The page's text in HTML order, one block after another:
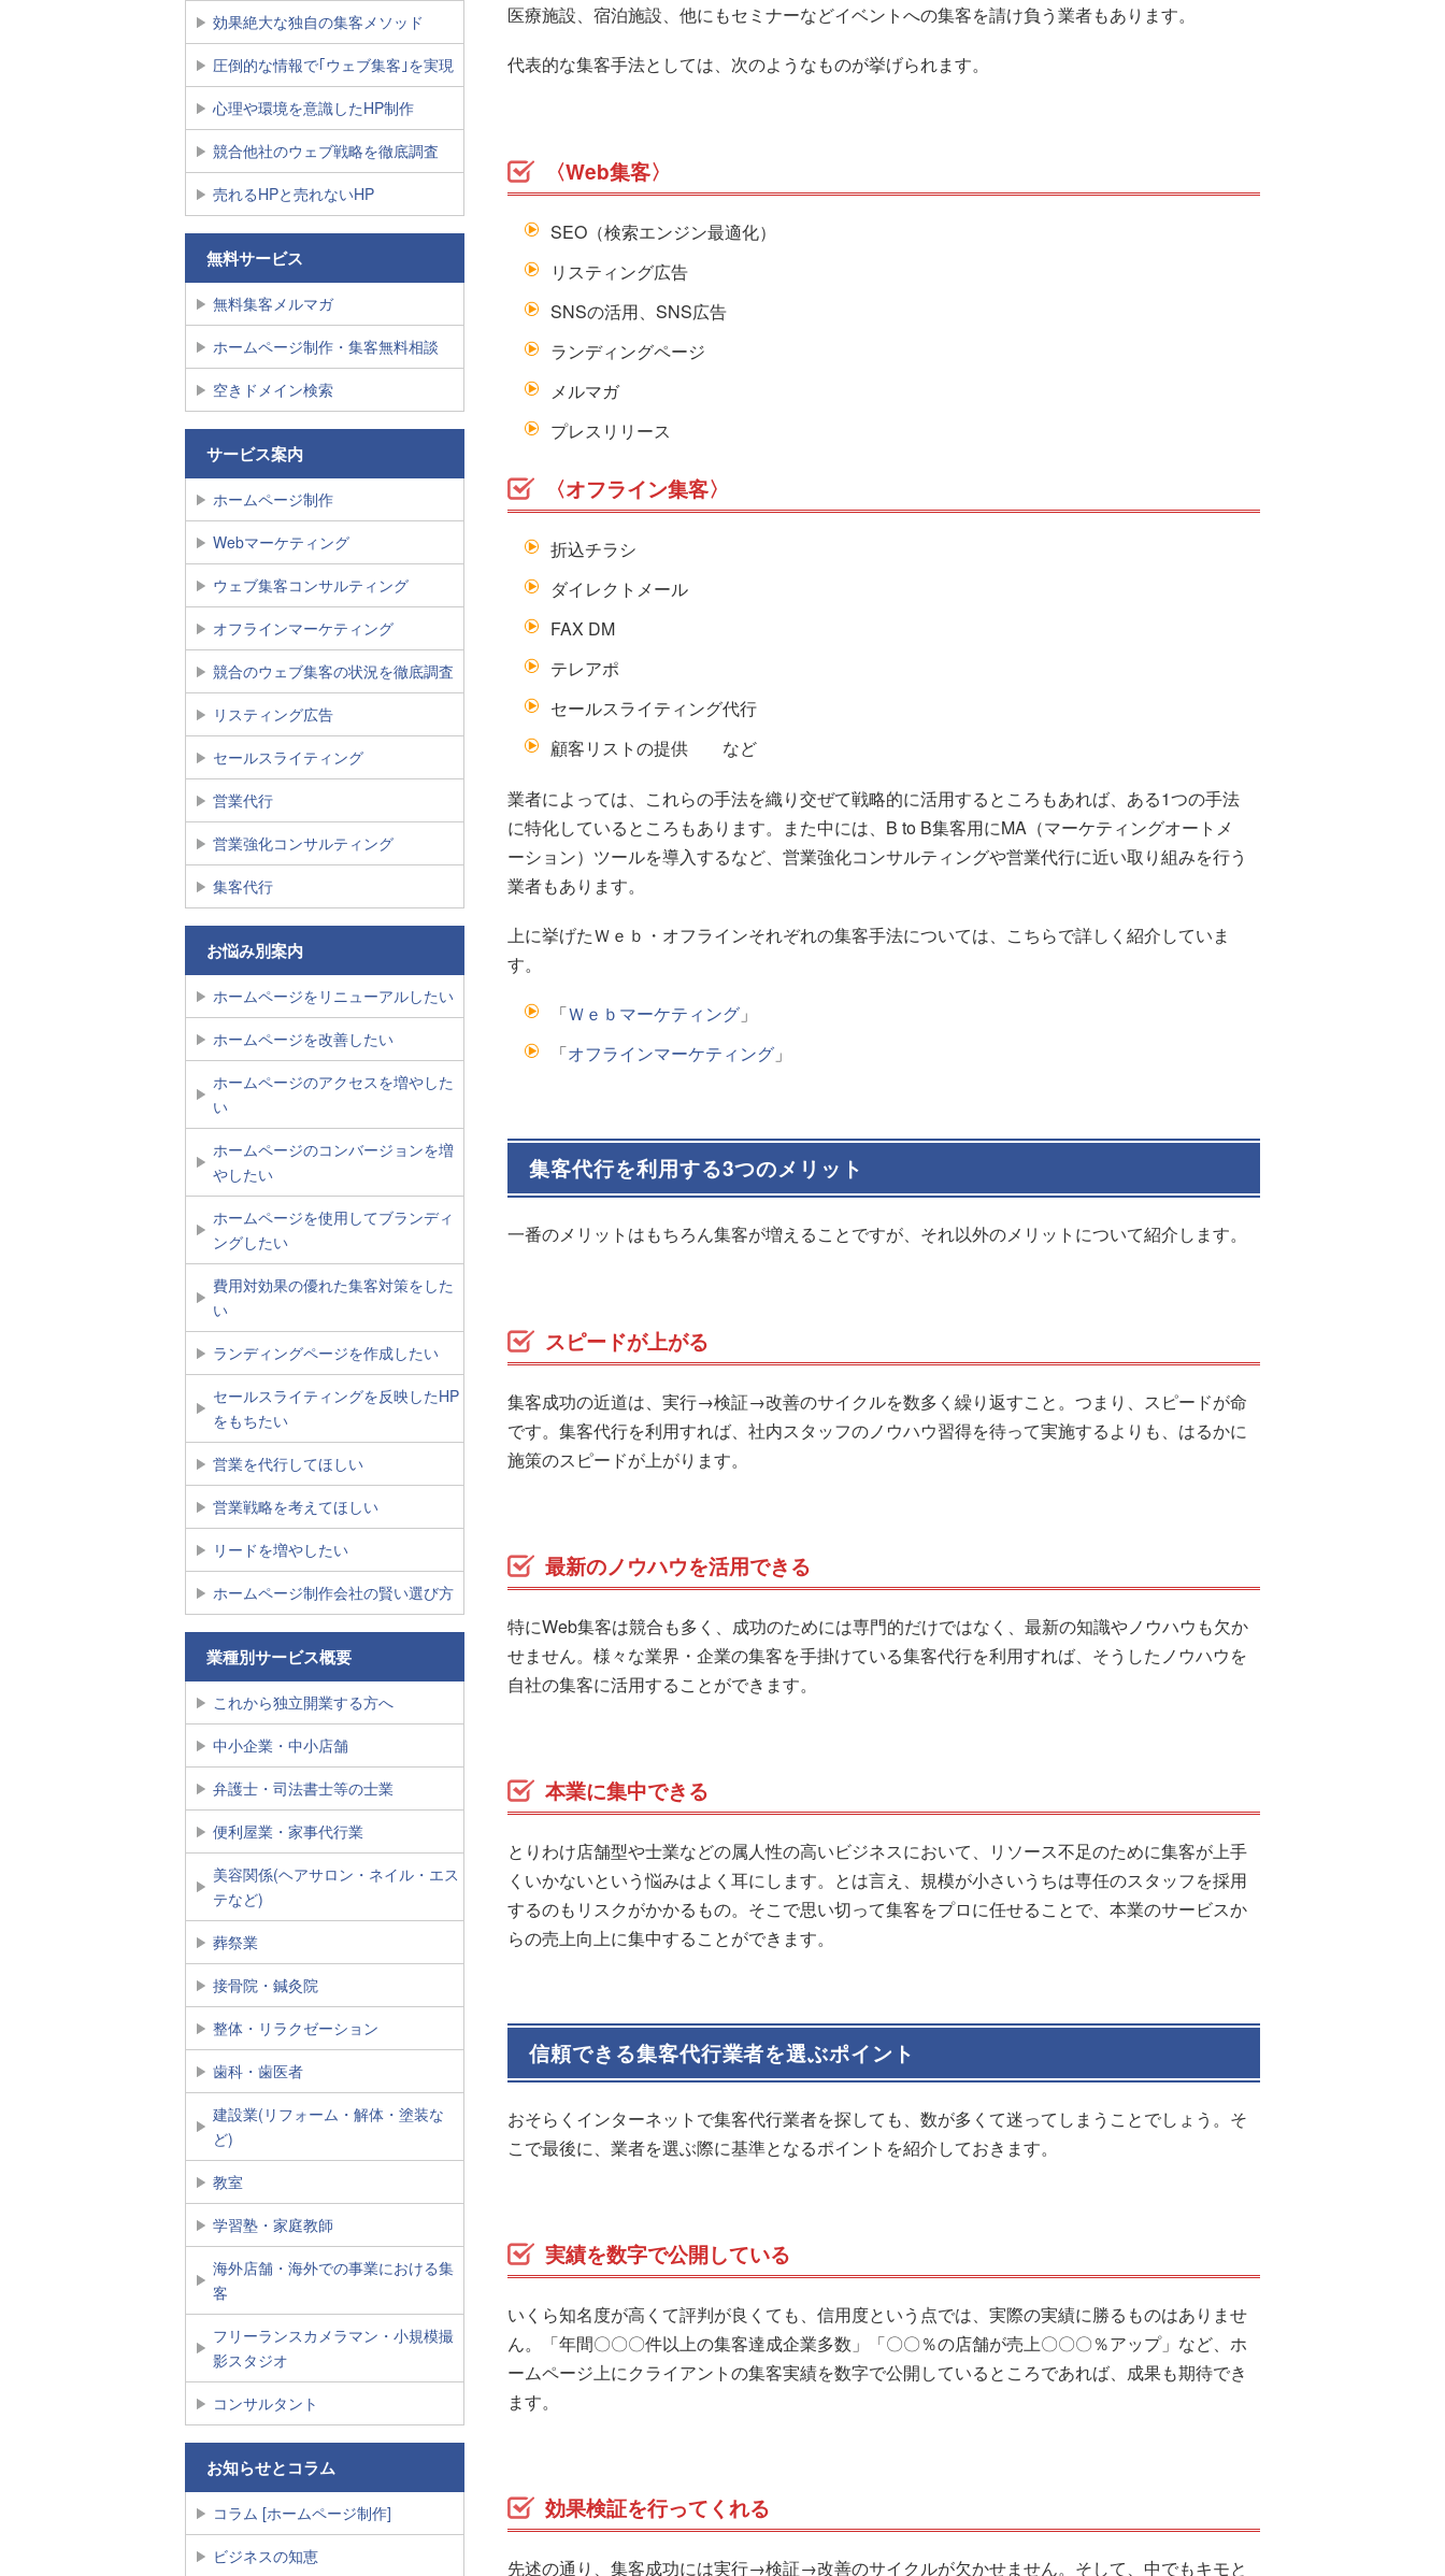
医療施設、宿泊施設、他にもセミナーなどイベントへの集客を請け負う業者もあります。
代表的な集客手法としては、次のようなものが挙げられます。
〈Web集客〉
SEO（検索エンジン最適化）
リスティング広告
SNSの活用、SNS広告
ランディングページ
メルマガ
プレスリリース
〈オフライン集客〉
折込チラシ
ダイレクトメール
FAX DM
テレアポ
セールスライティング代行
顧客リストの提供 など
業者によっては、これらの手法を織り交ぜて戦略的に活用するところもあれば、ある1つの手法
に特化しているところもあります。また中には、B to B集客用にMA（マーケティングオートメ
ーション）ツールを導入するなど、営業強化コンサルティングや営業代行に近い取り組みを行う
業者もあります。
上に挙げたＷｅｂ・オフラインそれぞれの集客手法については、こちらで詳しく紹介していま
す。
「Ｗｅｂマーケティング 」
「オフラインマーケティング 」
集客代行を利用する3つのメリット
一番のメリットはもちろん集客が増えることですが、それ以外のメリットについて紹介します。
スピードが上がる
集客成功の近道は、実行→検証→改善のサイクルを数多く繰り返すこと。つまり、スピードが命
です。集客代行を利用すれば、社内スタッフのノウハウ習得を待って実施するよりも、はるかに
施策のスピードが上がります。
最新のノウハウを活用できる
特にWeb集客は競合も多く、成功のためには専門的だけではなく、最新の知識やノウハウも欠か
せません。様々な業界・企業の集客を手掛けている集客代行を利用すれば、そうしたノウハウを
自社の集客に活用することができます。
本業に集中できる
とりわけ店舗型や士業などの属人性の高いビジネスにおいて、リソース不足のために集客が上手
くいかないという悩みはよく耳にします。とは言え、規模が小さいうちは専任のスタッフを採用
するのもリスクがかかるもの。そこで思い切って集客をプロに任せることで、本業のサービスか
らの売上向上に集中することができます。
信頼できる集客代行業者を選ぶポイント
おそらくインターネットで集客代行業者を探しても、数が多くて迷ってしまうことでしょう。そ
こで最後に、業者を選ぶ際に基準となるポイントを紹介しておきます。
実績を数字で公開している
いくら知名度が高くて評判が良くても、信用度という点では、実際の実績に勝るものはありませ
ん。「年間〇〇〇件以上の集客達成企業多数」「〇〇％の店舗が売上〇〇〇％アップ」など、ホ
ームページ上にクライアントの集客実績を数字で公開しているところであれば、成果も期待でき
ます。
効果検証を行ってくれる
先述の通り、集客成功には実行→検証→改善のサイクルが欠かせません。そして、中でもキモと
効果絶大な独自の集客メソッド
圧倒的な情報で｢ウェブ集客｣を実現
心理や環境を意識したHP制作
競合他社のウェブ戦略を徹底調査
売れるHPと売れないHP
無料サービス
無料集客メルマガ
ホームページ制作・集客無料相談
空きドメイン検索
サービス案内
ホームページ制作
Webマーケティング
ウェブ集客コンサルティング
オフラインマーケティング
競合のウェブ集客の状況を徹底調査
リスティング広告
セールスライティング
営業代行
営業強化コンサルティング
集客代行
お悩み別案内
ホームページをリニューアルしたい
ホームページを改善したい
ホームページのアクセスを増やした
い
ホームページのコンバージョンを増
やしたい
ホームページを使用してブランディ
ングしたい
費用対効果の優れた集客対策をした
い
ランディングページを作成したい
セールスライティングを反映したHP
をもちたい
営業を代行してほしい
営業戦略を考えてほしい
リードを増やしたい
ホームページ制作会社の賢い選び方
業種別サービス概要
これから独立開業する方へ
中小企業・中小店舗
弁護士・司法書士等の士業
便利屋業・家事代行業
美容関係(ヘアサロン・ネイル・エス
テなど)
葬祭業
接骨院・鍼灸院
整体・リラクゼーション
歯科・歯医者
建設業(リフォーム・解体・塗装な
ど)
教室
学習塾・家庭教師
海外店舗・海外での事業における集
客
フリーランスカメラマン・小規模撮
影スタジオ
コンサルタント
お知らせとコラム
コラム [ホームページ制作]
ビジネスの知恵